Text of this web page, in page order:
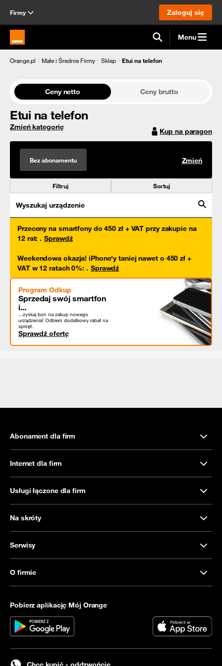
Firmy Zaloguj się
Strona główna Orange.pl Menu
Orange.pl Małe i Średnie Firmy Sklep Etui na telefon
Ceny netto Ceny brutto
Etui na telefon
Zmień kategorię Kup na paragon
Bez abonamentu Zmień
Filtruj Sortuj
Wyszukaj urządzenie
Przeceny na smartfony do 450 zł + VAT przy zakupie na
12 rat: . Sprawdź
Weekendowa okazja! iPhone'y taniej nawet o 450 zł +
VAT w 12 ratach 0%: . Sprawdź
Program Odkup
Sprzedaj swój smartfon
i...
...zyskaj bon na zakup nowego
urządzenia! Odbierz dodatkowy rabat na
sprzęt.
Sprawdź ofertę
Abonament dla firm
Internet dla firm
Usługi łączone dla firm
Na skróty
Serwisy
O firmie
Pobierz aplikację Mój Orange